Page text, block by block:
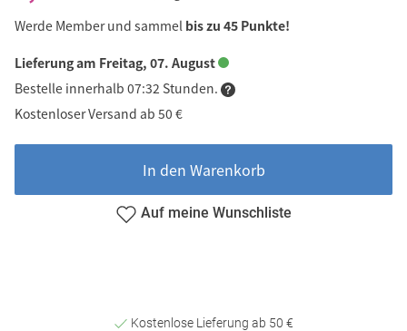
Werde Member und sammel bis zu 45 Punkte!
Lieferung am Freitag, 07. August
Bestelle innerhalb 07:32 Stunden.
Kostenloser Versand ab 50 €
In den Warenkorb
Auf meine Wunschliste
Kostenlose Lieferung ab 50 €